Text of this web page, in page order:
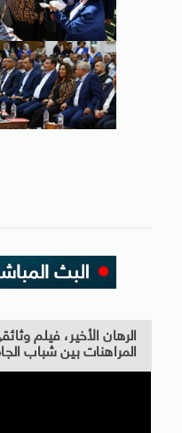
الرهان الأخير، فيلم
المراهنات بين شباب